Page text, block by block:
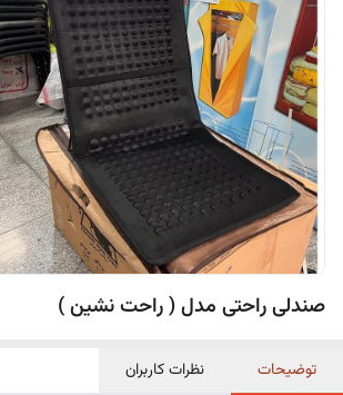
صندلی راحتی مدل ( راحت نشین )
توضیحات نظرات کاربران